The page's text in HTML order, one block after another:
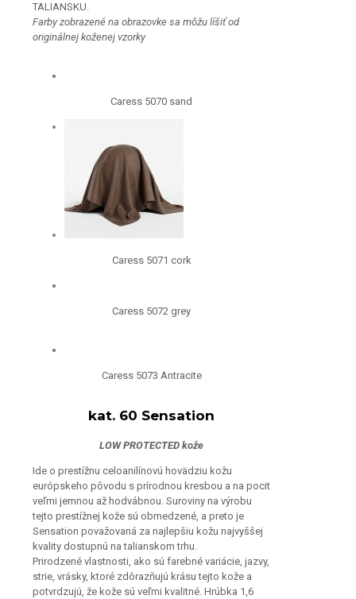
TALIANSKU.
Farby zobrazené na obrazovke sa môžu líšiť od
originálnej koženej vzorky
Caress 5070 sand
Caress 5071 cork
Caress 5072 grey
Caress 5073 Antracite
kat. 60 Sensation
LOW PROTECTED kože
Ide o prestížnu celoanilínovú hovädziu kožu
európskeho pôvodu s prírodnou kresbou a na pocit
veľmi jemnou až hodvábnou. Suroviny na výrobu
tejto prestížnej kože sú obmedzené, a preto je
Sensation považovaná za najlepšiu kožu najvyššej
kvality dostupnú na talianskom trhu.
Prirodzené vlastnosti, ako sú farebné variácie, jazvy,
strie, vrásky, ktoré zdôrazňujú krásu tejto kože a
potvrdzujú, že kože sú veľmi kvalitné. Hrúbka 1,6